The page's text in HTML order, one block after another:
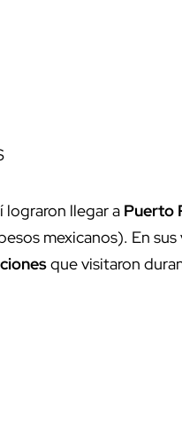
lograron llegar a Puerto
mexicanos). En
que visitaron